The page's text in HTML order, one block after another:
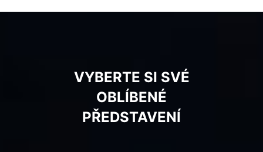
VYBERTE SI SVÉ
OBLÍBENÉ
PŘEDSTAVENÍ